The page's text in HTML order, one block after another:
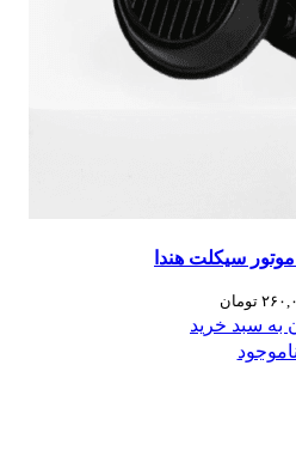
سیکلت هندا
تومان
به سبد خرید
ناموجود